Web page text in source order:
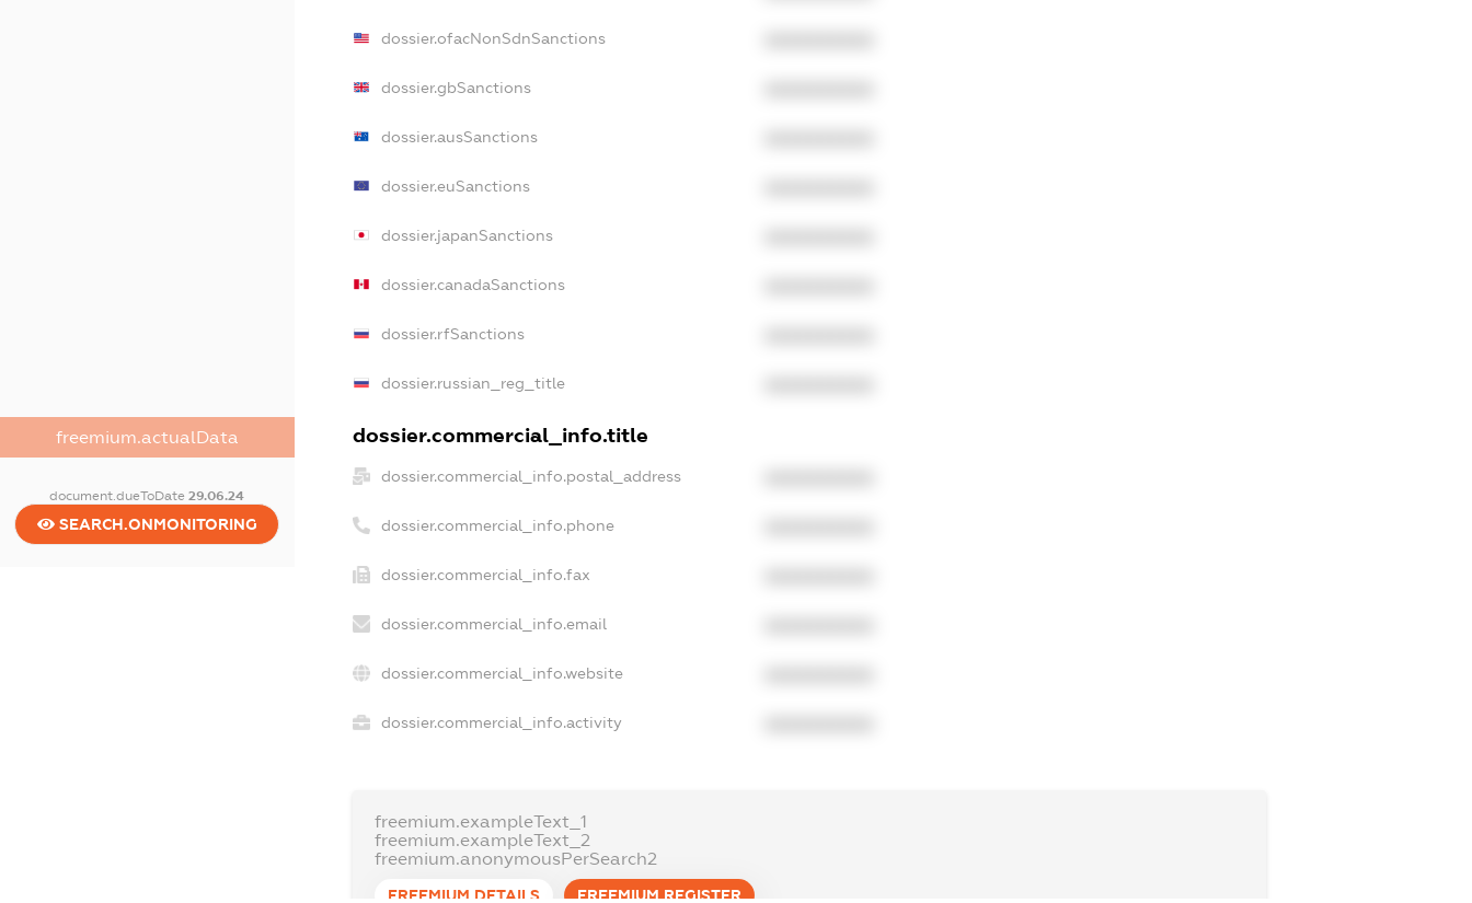
freemium.actualData
document.dueToDate29.06.24
SEARCH.ONMONITORING
dossier.ofacNonSdnSanctions
dossier.gbSanctions
dossier.ausSanctions
dossier.euSanctions
dossier.japanSanctions
dossier.canadaSanctions
dossier.rfSanctions
dossier.russian_reg_title
dossier.commercial_info.title
dossier.commercial_info.postal_address
dossier.commercial_info.phone
dossier.commercial_info.fax
dossier.commercial_info.email
dossier.commercial_info.website
dossier.commercial_info.activity
freemium.exampleText_1
freemium.exampleText_2
freemium.anonymousPerSearch2
FREEMIUM.DETAILS FREEMIUM.REGISTER